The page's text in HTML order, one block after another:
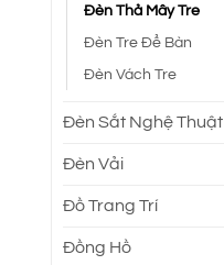
Đèn Thả Mây Tre
Đèn Tre Để Bàn
Đèn Vách Tre
Đèn Sắt Nghệ Thuật
Đèn Vải
Đồ Trang Trí
Đồng Hồ